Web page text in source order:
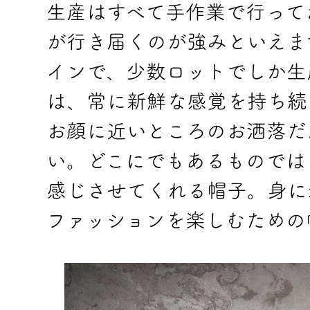
生産はすべて手作業で行っ
が行き届くのが強みといえ
インで、少数ロットでしか
は、常に新鮮な感覚を持ち
お顔に近いところのお洒落
い。どこにでもあるもので
感じさせてくれる帽子。身
ファッションを楽しむため